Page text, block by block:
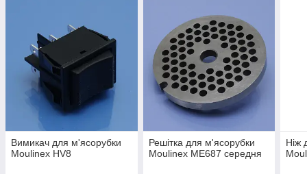
Вимикач для м'ясорубки
Moulinex HV8
Решітка для м'ясорубки
Moulinex ME687 середня
Ніж